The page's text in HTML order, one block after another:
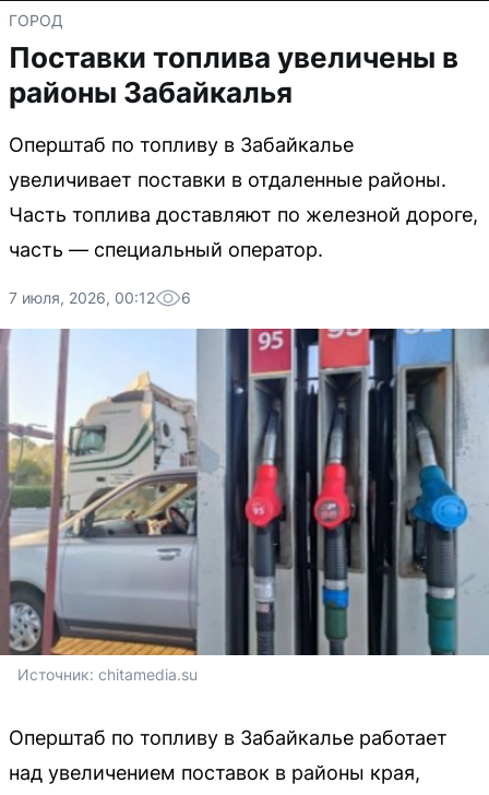
ГОРОД
Поставки топлива увеличены в
районы Забайкалья
Оперштаб по топливу в Забайкалье
увеличивает поставки в отдаленные районы.
Часть топлива доставляют по железной дороге,
часть — специальный оператор.
7 июля, 2026, 00:12 6
Источник: chitamedia.su
Оперштаб по топливу в Забайкалье работает
над увеличением поставок в районы края,